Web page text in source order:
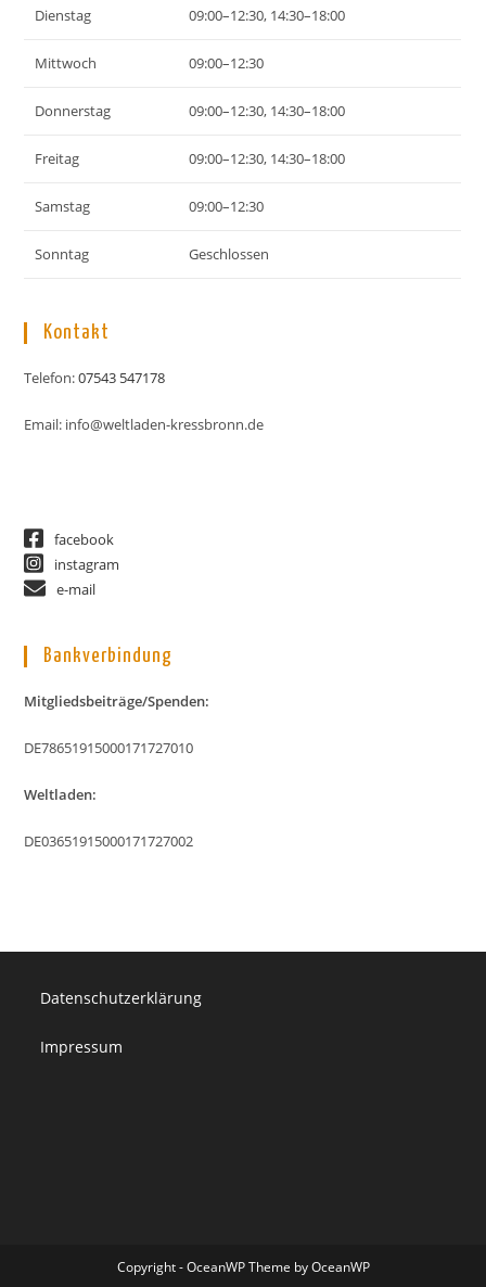
Dienstag 09:00–12:30, 14:30–18:00
Mittwoch 09:00–12:30
Donnerstag 09:00–12:30, 14:30–18:00
Freitag 09:00–12:30, 14:30–18:00
Samstag 09:00–12:30
Sonntag Geschlossen
Kontakt
Telefon:07543 547178
Email: info@weltladen-kressbronn.de
facebook
instagram
e-mail
Bankverbindung
Mitgliedsbeiträge/Spenden:
DE78651915000171727010
Weltladen:
DE03651915000171727002
Datenschutzerklärung
Impressum
Copyright - OceanWP Theme by OceanWP